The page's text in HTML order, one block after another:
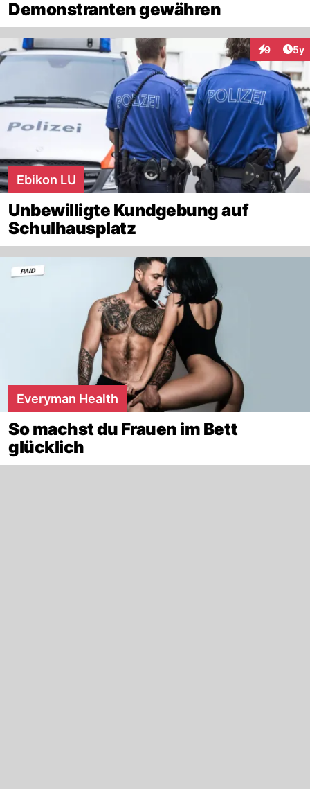
Demonstranten gewähren
9 5y
Ebikon LU
Unbewilligte Kundgebung auf
Schulhausplatz
Everyman Health
So machst du Frauen im Bett
glücklich